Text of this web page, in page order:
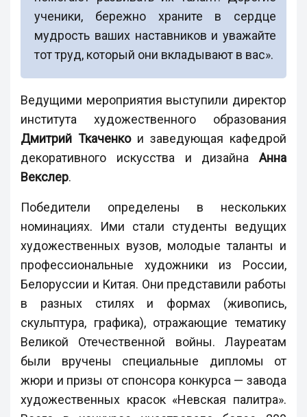
ученики, бережно храните в сердце
мудрость ваших наставников и уважайте
тот труд, который они вкладывают в вас».
Ведущими мероприятия выступили директор
института художественного образования
Дмитрий Ткаченкои заведующая кафедрой
декоративного искусства и дизайна Анна
Векслер.
Победители определены в нескольких
номинациях. Ими стали студенты ведущих
художественных вузов, молодые таланты и
профессиональные художники из России,
Белоруссии и Китая. Они представили работы
в разных стилях и формах (живопись,
скульптура, графика), отражающие тематику
Великой Отечественной войны. Лауреатам
были вручены специальные дипломы от
жюри и призы от спонсора конкурса — завода
художественных красок «Невская палитра».